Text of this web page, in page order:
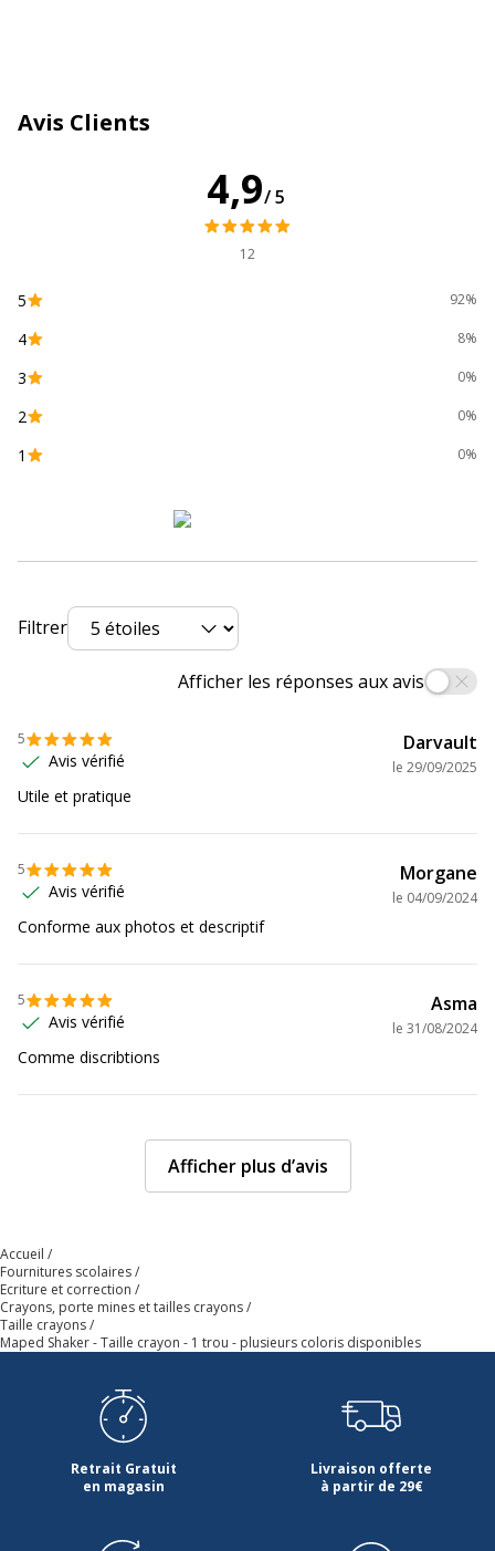
Avis Clients
4,9/5
12
5 92%
4 8%
3 0%
2 0%
1 0%
Filtrer
Afficher les réponses aux avis
5
Avis vérifié
Darvault
le 29/09/2025
Utile et pratique
5
Avis vérifié
Morgane
le 04/09/2024
Conforme aux photos et descriptif
5
Avis vérifié
Asma
le 31/08/2024
Comme discribtions
Afficher plus d’avis
Accueil
Fournitures scolaires
Ecriture et correction
Crayons, porte mines et tailles crayons
Taille crayons
Maped Shaker - Taille crayon - 1 trou - plusieurs coloris disponibles
Retrait Gratuit
en magasin
Livraison offerte
à partir de 29€